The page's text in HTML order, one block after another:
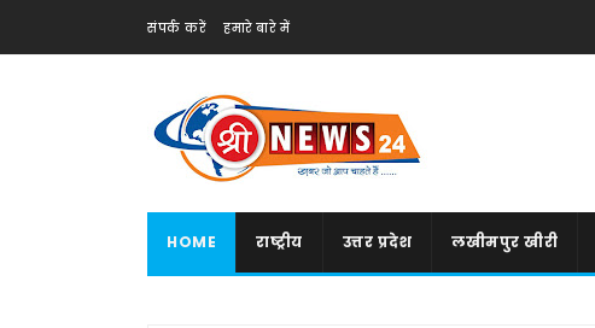
संपर्क करें हमारे बारे में
HOME राष्ट्रीय उत्तर प्रदेश लखीमपुर खीरी